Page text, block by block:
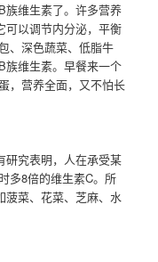
族维生素了。许多营养
可以调节内分泌，平衡
、深色蔬菜、低脂牛
族维生素。早餐来一个
，营养全面，又不怕长
研究表明，人在承受某
多8倍的维生素C。所
菠菜、花菜、芝麻、水